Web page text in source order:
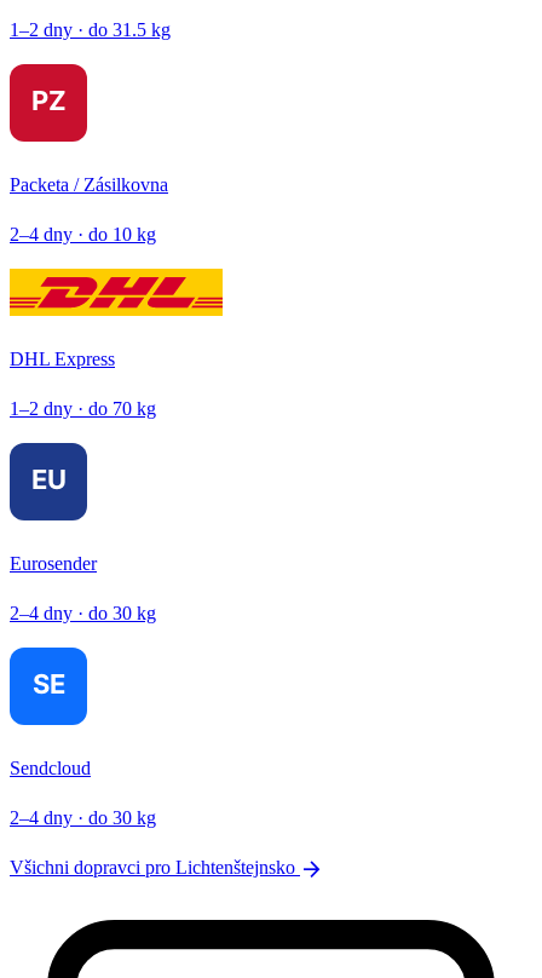
1–2 dny · do 31.5 kg
Packeta / Zásilkovna
2–4 dny · do 10 kg
DHL Express
1–2 dny · do 70 kg
Eurosender
2–4 dny · do 30 kg
Sendcloud
2–4 dny · do 30 kg
Všichni dopravci pro Lichtenštejnsko arrow_forward